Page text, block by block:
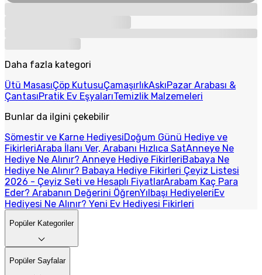
Daha fazla kategori
Ütü MasasıÇöp KutusuÇamaşırlıkAskıPazar Arabası &
ÇantasıPratik Ev EşyalarıTemizlik Malzemeleri
Bunlar da ilgini çekebilir
Sömestir ve Karne HediyesiDoğum Günü Hediye ve
FikirleriAraba İlanı Ver, Arabanı Hızlıca SatAnneye Ne
Hediye Ne Alınır? Anneye Hediye FikirleriBabaya Ne
Hediye Ne Alınır? Babaya Hediye Fikirleri Çeyiz Listesi
2026 - Çeyiz Seti ve Hesaplı FiyatlarArabam Kaç Para
Eder? Arabanın Değerini ÖğrenYılbaşı HediyeleriEv
Hediyesi Ne Alınır? Yeni Ev Hediyesi Fikirleri
Popüler Kategoriler
Popüler Sayfalar